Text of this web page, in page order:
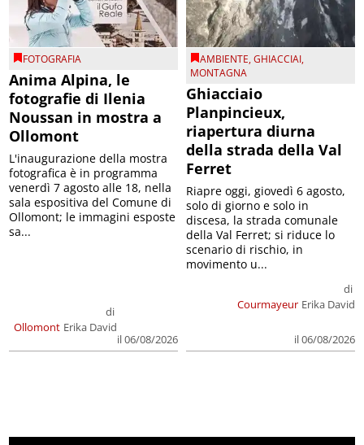
FOTOGRAFIA
Anima Alpina, le
fotografie di Ilenia
Noussan in mostra a
Ollomont
Ollomont
di
Erika David
il 06/08/2026
L'inaugurazione della mostra
fotografica è in programma
venerdì 7 agosto alle 18, nella
sala espositiva del Comune di
Ollomont; le immagini esposte
sa...
AMBIENTE,GHIACCIAI,
MONTAGNA
Ghiacciaio
Planpincieux,
riapertura diurna
della strada della Val
Ferret
Courmayeur
di
Erika David
il 06/08/2026
Riapre oggi, giovedì 6 agosto,
solo di giorno e solo in
discesa, la strada comunale
della Val Ferret; si riduce lo
scenario di rischio, in
movimento u...